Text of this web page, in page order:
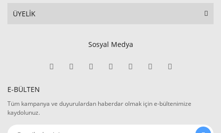
ÜYELİK
Sosyal Medya
E-BÜLTEN
Tüm kampanya ve duyurulardan haberdar olmak için e-bültenimize
kaydolunuz.